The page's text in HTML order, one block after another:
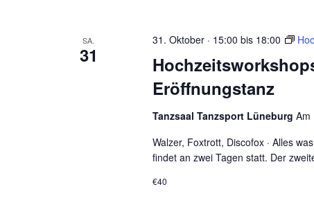
SA.
31
Eröffnungstanz
31. Oktober · 15:00 bis 18:00
Tanzsaal Tanzsport Lüneburg Am
Walzer, Foxtrott, Discofox · Alles
findet an zwei Tagen statt. Der
€40